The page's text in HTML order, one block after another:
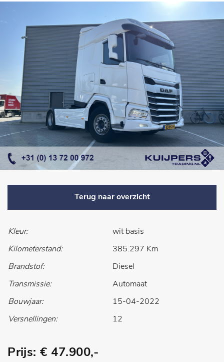
Terug naar overzicht
Kleur:
wit basis
Kilometerstand:
385.297 Km
Brandstof:
Diesel
Transmissie:
Automaat
Bouwjaar:
15-04-2022
Versnellingen:
12
Prijs: € 47.900,-